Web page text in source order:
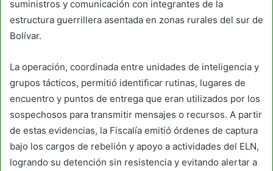
suministros y comunicación con integrantes de la
estructura guerrillera asentada en zonas rurales del sur de
Bolívar.
La operación, coordinada entre unidades de inteligencia y
grupos tácticos, permitió identificar rutinas, lugares de
encuentro y puntos de entrega que eran utilizados por los
sospechosos para transmitir mensajes o recursos. A partir
de estas evidencias, la Fiscalía emitió órdenes de captura
bajo los cargos de rebelión y apoyo a actividades del ELN,
logrando su detención sin resistencia y evitando alertar a